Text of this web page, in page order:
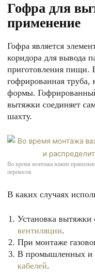
Гофра для
применение
Гофра является
коридора для вывода
приготовления пищи.
гофрированная труба,
формы.
вытяжки соединяет
шахту.
Во время монтажа важно
перекосов
В каких случаях
Установка вытяжки
вентиляции.
При монтаже
В промышленных и
кабелей.